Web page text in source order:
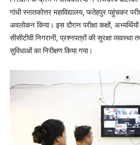
गांधी स्नातकोत्तर महाविद्यालय, फतेहपुर पहुंचकर
अवलोकन किया। इस दौरान परीक्षा कक्षों,
सीसीटीवी निगरानी, प्रश्नपत्रों की सुरक्षा
सुविधाओं का निरीक्षण किया गया।